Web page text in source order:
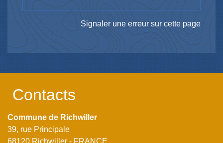
Signaler une erreur sur cette page
Contacts
Commune de Richwiller
39, rue Principale
68120 Richwiller - FRANCE